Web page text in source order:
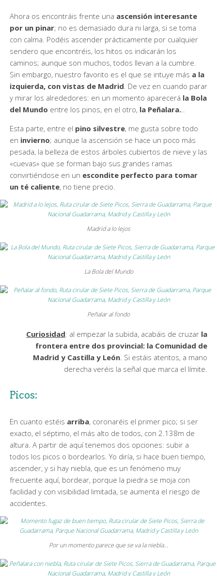
Ahora os encontráis frente una ascensión interesante
por un pinar; no es demasiado dura ni larga, si se toma
con calma. Podéis ascender prácticamente por cualquier
sendero que encontréis, los hitos os indicarán los
caminos; aunque son muchos, todos llevan a la cumbre.
Sin embargo, nuestro favorito es el que se intuye más a la
izquierda, con vistas de Madrid . De vez en cuando parar
y mirar los alrededores: en un momento aparecerá la Bola
del Mundo entre los pinos, en el otro, la Peñalara.
Esta parte, entre el pino silvestre, me gusta sobre todo
en invierno; aunque la ascensión se hace un poco más
pesada, la belleza de estos árboles cubiertos de nieve y las
«cuevas» que se forman bajo sus grandes ramas
convirtiéndose en un escondite perfecto para tomar
un té caliente, no tiene precio.
Madrid a lo lejos
La Bola del Mundo
Peñalar al fondo
Curiosidad: al empezar la subida, acabáis de cruzar la
frontera entre dos provincial: la Comunidad de
Madrid y Castilla y León. Si estáis atentos, a mano
derecha veréis la señal que marca el límite.
Picos:
En cuanto estéis arriba, coronaréis el primer pico; si ser
exacto, el séptimo, el más alto de todos, con 2.138m de
altura. A partir de aquí tenemos dos opciones: subir a
todos los picos o bordearlos. Yo diría, si hace buen tiempo,
ascender, y si hay niebla, que es un fenómeno muy
frecuente aquí, bordear, porque la piedra se moja con
facilidad y con visibilidad limitada, se aumenta el riesgo de
accidentes.
Por un momento parece que se va la niebla…